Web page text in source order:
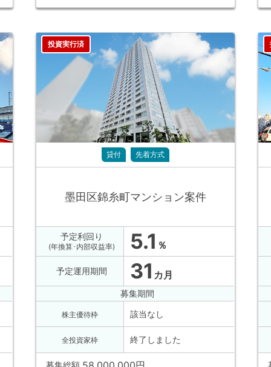
投資実行済
貸付 先着方式
墨田区錦糸町マンション案件
予定利回り
(年換算･内部収益率) 5.1 ％
予定運用期間 31 カ月
募集期間
株主優待枠
全投資家枠
該当なし
終了しました